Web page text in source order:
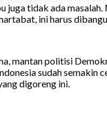
juga tidak ada
ini harus
mantan politisi
sudah semakin
digoreng ini.